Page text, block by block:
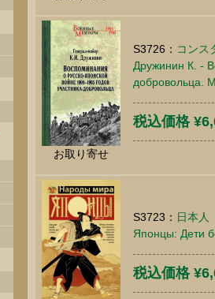
お取り寄せ
S3726： コンス
Дружинин К. -
добровольца.
税込価格
S3723： 日本
Японцы: Дети
税込価格